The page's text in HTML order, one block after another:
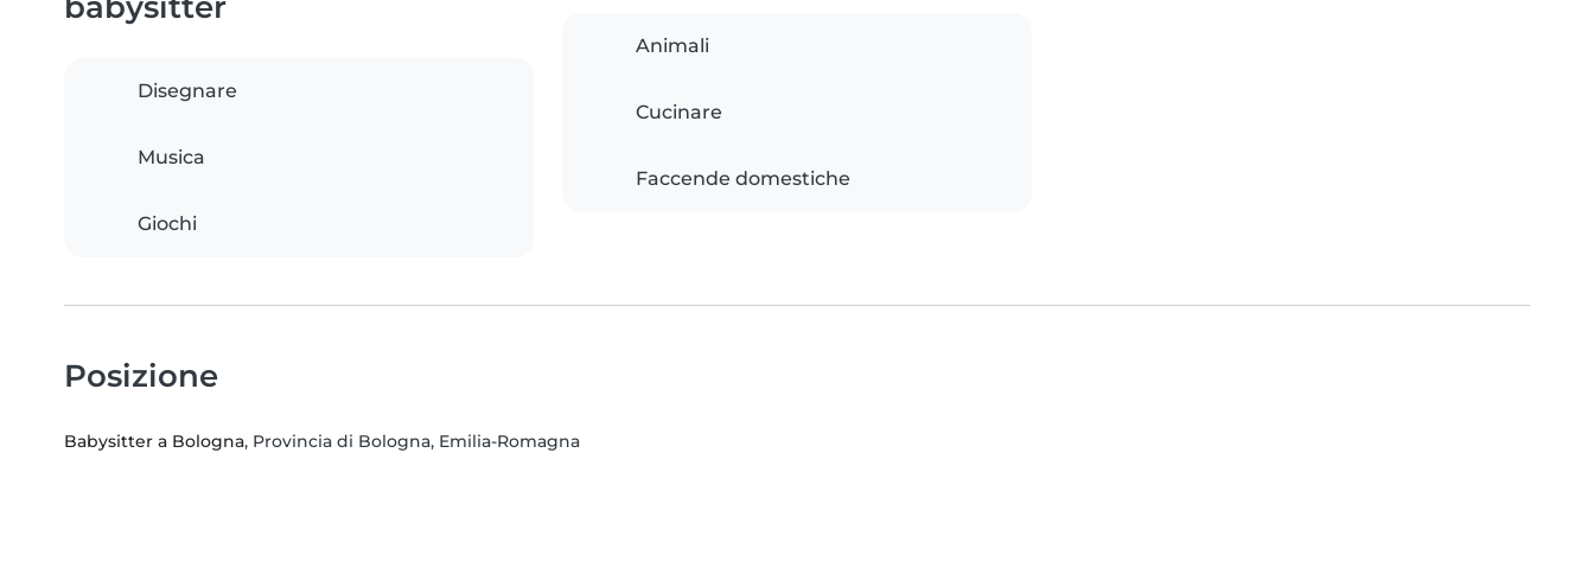
Disegnare
Musica
Giochi
Animali
Cucinare
Faccende domestiche
Posizione
Babysitter a Bologna, Provincia di Bologna, Emilia-Romagna